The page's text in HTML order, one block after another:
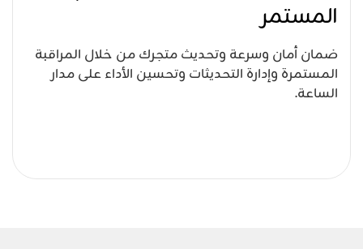
المستمر
ضمان أمان وسرعة وتحديث متجرك من خلال المراقبة
المستمرة وإدارة التحديثات وتحسين الأداء على مدار
الساعة.